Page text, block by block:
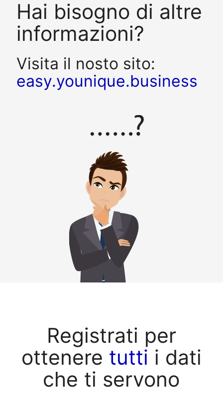
Hai bisogno di altre
informazioni?
Visita il nosto sito:
easy.younique.business
Registrati per
ottenere tutti i dati
che ti servono